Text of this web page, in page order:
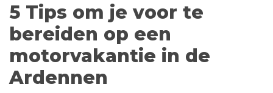
5 Tips om je voor te
bereiden op een
motorvakantie in de
Ardennen